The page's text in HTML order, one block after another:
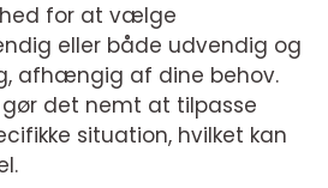
for at vælge
eller både udvendig og
afhængig af dine behov.
det nemt at tilpasse
situation, hvilket kan